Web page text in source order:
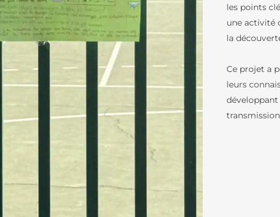
RÉSULTATS AUX EXAMENS
ORIENTATION AU LFB
ACCÈS AUX ÉTUDES SUPÉRIEURES
SCHOOL PROFILE
LES LETTRES DE L’ORIENTATION
BREVET D’INITIATION
AÉRONAUTIQUE
SERVICE DE SANTÉ
les points
une activité
la
Ce projet a
leurs
développant